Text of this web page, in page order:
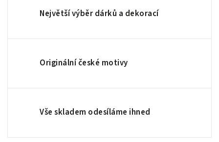
Největší výběr dárků a dekorací
Originální české motivy
Vše skladem odesíláme ihned